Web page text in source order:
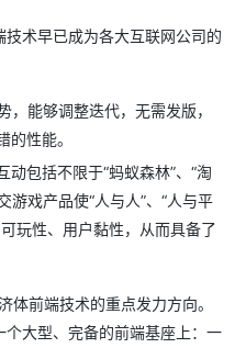
术早已成为各大互联网公司的
能够调整迭代，无需发版，
性能。
包括不限于“蚂蚁森林”、“淘
游戏产品使“人与人”、“人与平
玩性、用户黏性，从而具备了
前端技术的重点发力方向。
大型、完备的前端基座上：一